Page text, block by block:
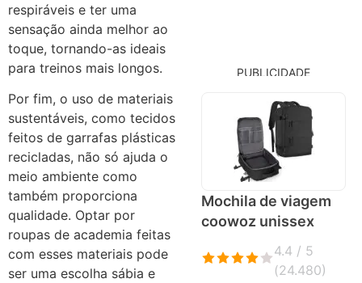
respiráveis e ter uma
sensação ainda melhor ao
toque, tornando-as ideais
para treinos mais longos.
Por fim, o uso de materiais
sustentáveis, como tecidos
feitos de garrafas plásticas
recicladas, não só ajuda o
meio ambiente como
também proporciona
qualidade. Optar por
roupas de academia feitas
com esses materiais pode
ser uma escolha sábia e
PUBLICIDADE
Mochila de viagem
coowoz unissex
4.4 / 5
(24.480)